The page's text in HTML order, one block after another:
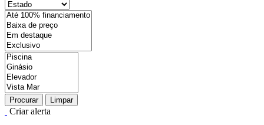
Procurar Limpar
Criar alerta